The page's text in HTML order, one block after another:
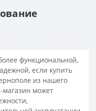
функциональной,
если купить
из нашего
магазин может